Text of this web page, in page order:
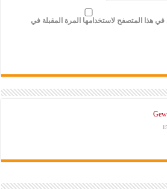
في هذا المتصفح لاستخدامها المرة المقبلة في